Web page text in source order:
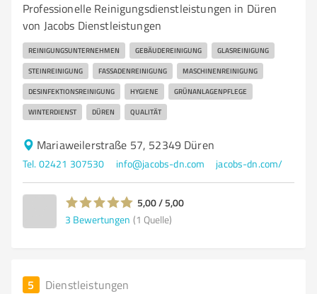
Professionelle Reinigungsdienstleistungen in Düren
von Jacobs Dienstleistungen
REINIGUNGSUNTERNEHMEN GEBÄUDEREINIGUNG GLASREINIGUNG
STEINREINIGUNG FASSADENREINIGUNG MASCHINENREINIGUNG
DESINFEKTIONSREINIGUNG HYGIENE GRÜNANLAGENPFLEGE
WINTERDIENST DÜREN QUALITÄT
Mariaweilerstraße 57, 52349 Düren
Tel. 02421 307530 info@jacobs-dn.com jacobs-dn.com/
5,00 / 5,00
3 Bewertungen (1 Quelle)
5 Dienstleistungen